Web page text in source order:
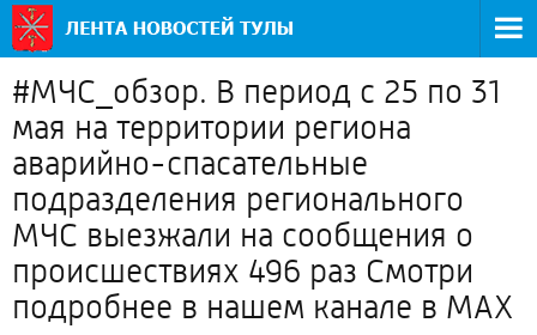
#МЧС_обзор. В период с 25 по 31
мая на территории региона
аварийно-спасательные
подразделения регионального
МЧС выезжали на сообщения о
происшествиях 496 раз Смотри
подробнее в нашем канале в МАХ